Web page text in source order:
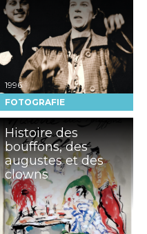
1996
FOTOGRAFIE
Histoire des
bouffons, des
augustes et des
clowns